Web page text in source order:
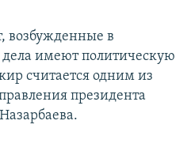
возбужденные в
дела имеют политическую
считается одним из
президента